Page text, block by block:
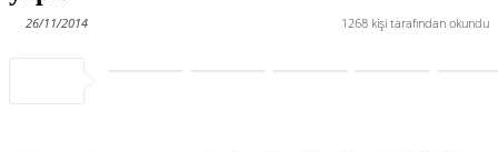
1268 kişi tarafından okundu
26/11/2014